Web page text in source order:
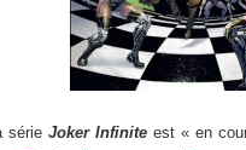
série Joker Infiniteest « en